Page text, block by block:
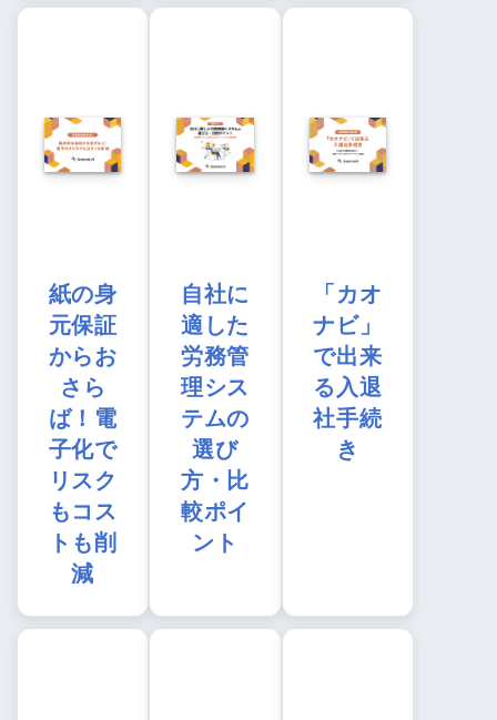
紙の身
元保証
からお
さら
ば！電
子化で
リスク
もコス
トも削
減
自社に
適した
労務管
理シス
テムの
選び
方・比
較ポイ
ント
「カオ
ナビ」
で出来
る入退
社手続
き